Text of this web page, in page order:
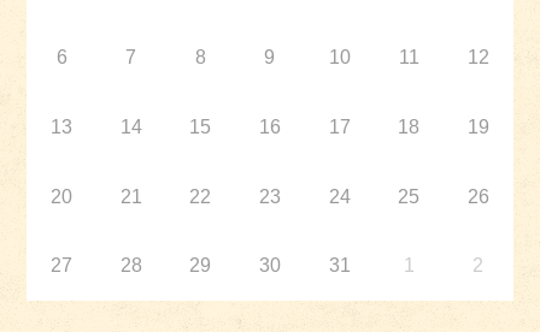
6 7 8 9 10 11 12
13 14 15 16 17 18 19
20 21 22 23 24 25 26
27 28 29 30 31 1 2